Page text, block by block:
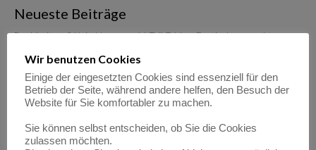
Neueste Beiträge
Buchhaltung? Kein Hexenwerk! Teil 7: Vom Esstisch zum echten
abgeschrieben wird
Buchhaltung? Kein Hexenwerk! Teil 6: Werbung, Erfolg und die Falle
des „Reverse Charge“
Buchhaltung? Kein Hexenwerk! Teil 5: Von der ersten Rechnung und
Buchhaltung? Kein Hexenwerk! Teil 4: Von Privateinlagen und der
Magie der Automatisierung
Wir benutzen Cookies
Einige der eingesetzten Cookies sind essenziell für den
Betrieb der Seite, während andere helfen, den Besuch der
Website für Sie komfortabler zu machen.
Sie können selbst entscheiden, ob Sie die Cookies
zulassen möchten.